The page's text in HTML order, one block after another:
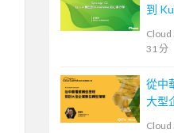
到
Cloud
31 分
從中
大型
Cloud